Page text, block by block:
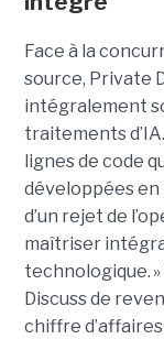
Face à la
source, Private
intégralement
traitements
lignes de code
développées en
d’un rejet de
maîtriser
technologique.
Discuss de
chiffre